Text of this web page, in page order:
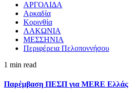
ΑΡΓΟΛΙΔΑ
Αρκαδία
Κορινθία
ΛΑΚΩΝΙΑ
ΜΕΣΣΗΝΙΑ
Περιφέρεια Πελοποννήσου
1 min read
Παρέμβαση ΠΕΣΠ για MERE Ελλάς